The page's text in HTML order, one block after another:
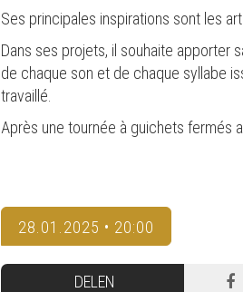
Ses principales inspirations sont les
Dans ses projets, il souhaite apporter
de chaque son et de chaque syllabe
travaillé.
Après une tournée à guichets fermés
28.01.2025 • 20:00
DELEN